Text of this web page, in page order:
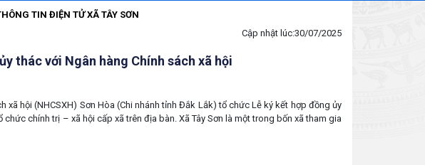
TIN ĐIỆN TỬ XÃ TÂY SƠN
Cập nhật lúc:30/07/2025
thác với Ngân hàng Chính sách xã hội
hội (NHCSXH) Sơn Hòa (Chi nhánh tỉnh Đắk Lắk) tổ chức Lễ ký kết hợp đồng ủy
chính trị – xã hội cấp xã trên địa bàn. Xã Tây Sơn là một trong bốn xã tham gia